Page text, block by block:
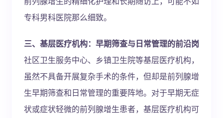
专科男科医院那么细致。
三、基层医疗机构：早期筛查与日常管理的前沿岗
社区卫生服务中心、乡镇卫生院等基层医疗机构，
虽然不具备开展复杂手术的条件，但却是前列腺增
生早期筛查和日常管理的重要阵地。对于早期无症
状或症状轻微的前列腺增生患者，基层医疗机构可